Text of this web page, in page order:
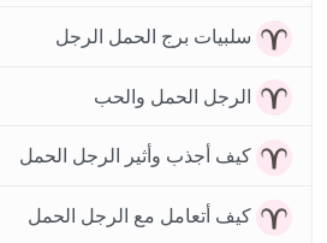
سلبيات برج الحمل الرجل
الرجل الحمل والحب
كيف أجذب وأثير الرجل الحمل
كيف أتعامل مع الرجل الحمل